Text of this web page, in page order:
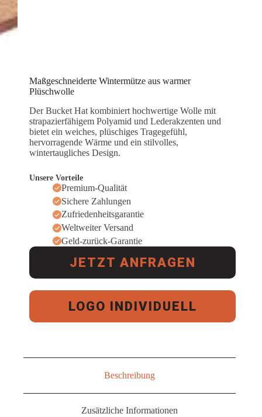
Maßgeschneiderte Wintermütze aus warmer
Plüschwolle
Der Bucket Hat kombiniert hochwertige Wolle mit
strapazierfähigem Polyamid und Lederakzenten und
bietet ein weiches, plüschiges Tragegefühl,
hervorragende Wärme und ein stilvolles,
wintertaugliches Design.
Unsere Vorteile
Premium-Qualität
Sichere Zahlungen
Zufriedenheitsgarantie
Weltweiter Versand
Geld-zurück-Garantie
JETZT ANFRAGEN
LOGO INDIVIDUELL
Beschreibung
Zusätzliche Informationen